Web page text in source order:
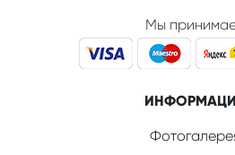
Мы